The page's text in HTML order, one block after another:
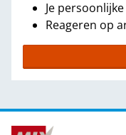
Je
Reageren op